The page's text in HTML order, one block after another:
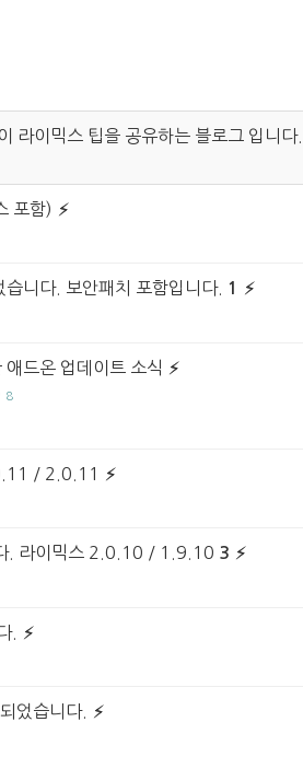
라이믹스 팁을 공유하는 블로그 입니다.
포함)
니다. 보안패치 포함입니다. 1
애드온 업데이트 소식
8
/ 2.0.11
. 라이믹스 2.0.10 / 1.9.10 3
.
었습니다.